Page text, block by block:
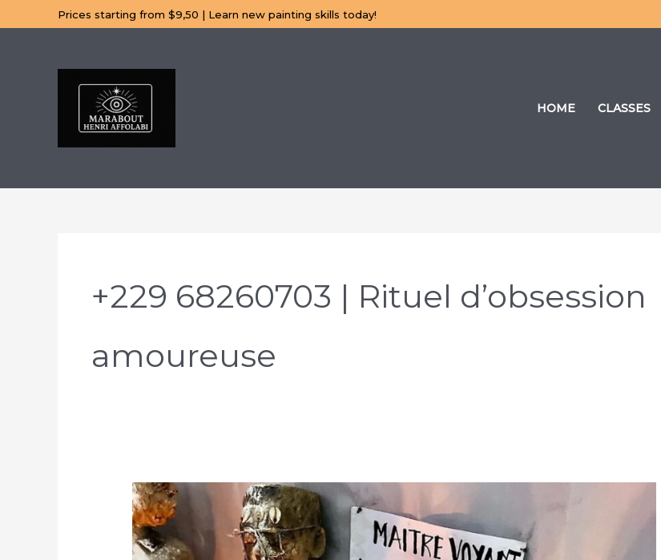
au
Prices starting from $9,50 | Learn new painting skills today!
HOME CLASSES
+229 68260703 | Rituel d’obsession
amoureuse